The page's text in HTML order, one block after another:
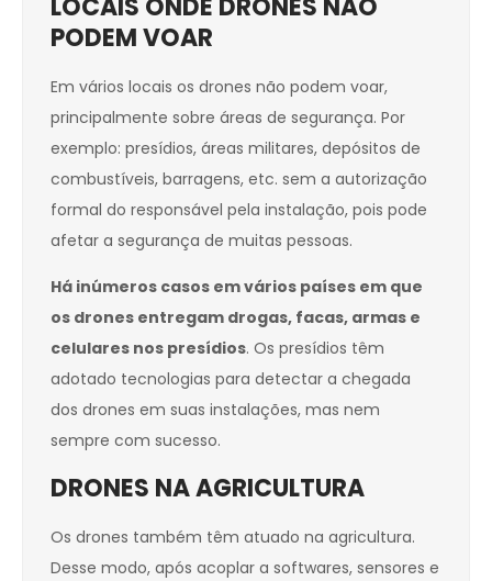
LOCAIS ONDE DRONES NÃO
PODEM VOAR
Em vários locais os drones não podem voar,
principalmente sobre áreas de segurança. Por
exemplo: presídios, áreas militares, depósitos de
combustíveis, barragens, etc. sem a autorização
formal do responsável pela instalação, pois pode
afetar a segurança de muitas pessoas.
Há inúmeros casos em vários países em que
os drones entregam drogas, facas, armas e
celulares nos presídios. Os presídios têm
adotado tecnologias para detectar a chegada
dos drones em suas instalações, mas nem
sempre com sucesso.
DRONES NA AGRICULTURA
Os drones também têm atuado na agricultura.
Desse modo, após acoplar a softwares, sensores e